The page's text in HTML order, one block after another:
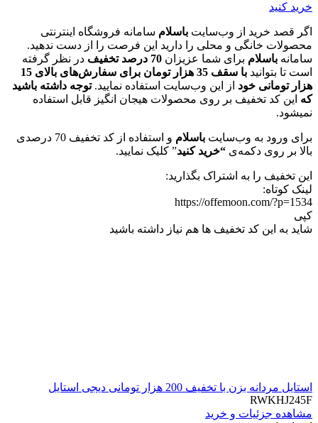
خرید کنید
اگر قصد خرید از وب‌سایت باسلام سامانه فروشگاه اینترنتی
محصولات خانگی و محلی را دارید این فرصت را از دست ندهید.
سامانه باسلام برای شما عزیزان 70 درصد تخفیف
در نظر گرفته
است تا بتوانید
با سقف 35 هزار تومان برای سفارش‌های بالای 15
هزار تومانی خود از این وب‌سایت استفاده نمایید.توجه داشته باشید
که این کد تخفیف بر روی محصولات هیجان انگیز قابل استفاده
نمیشود.
برای ورود به وب‌سایت باسلام
و استفاده از کد تخفیف 70 درصدی
بالا بر روی دکمه‌ی “خرید کنید” کلیک نمایید.
این تخفیف را به اشتراک بگذارید:
لینک کوتاه:
https://offemoon.com/?p=1534
کپی
شاید به این کد تخفیف ها هم نیاز داشته باشید
استایل مردانه بزن با تخفیف 200 هزار تومانی دیجی استایل
RWKHJ245F
مشاهده جزئیات و خرید